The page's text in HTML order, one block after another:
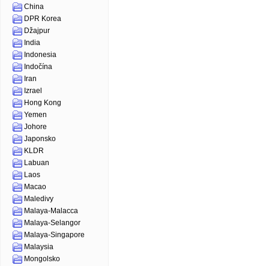
China
DPR Korea
Džajpur
India
Indonesia
Indočína
Iran
Izrael
Hong Kong
Yemen
Johore
Japonsko
KLDR
Labuan
Laos
Macao
Maledivy
Malaya-Malacca
Malaya-Selangor
Malaya-Singapore
Malaysia
Mongolsko